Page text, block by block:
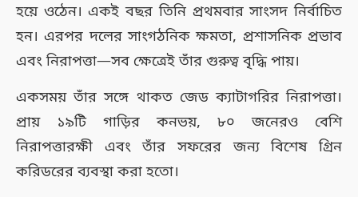
হয়ে ওঠেন। একই বছর তিনি প্রথমবার সাংসদ নির্বাচিত
হন। এরপর দলের সাংগঠনিক ক্ষমতা, প্রশাসনিক প্রভাব
এবং নিরাপত্তা—সব ক্ষেত্রেই তাঁর গুরুত্ব বৃদ্ধি পায়।
একসময় তাঁর সঙ্গে থাকত জেড ক্যাটাগরির নিরাপত্তা।
প্রায় ১৯টি গাড়ির কনভয়, ৮০ জনেরও বেশি
নিরাপত্তারক্ষী এবং তাঁর সফরের জন্য বিশেষ গ্রিন
করিডরের ব্যবস্থা করা হতো।